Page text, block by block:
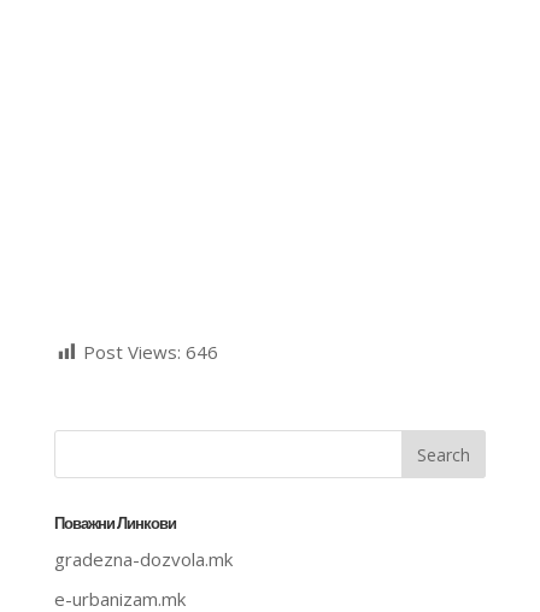
Post Views: 646
Поважни Линкови
gradezna-dozvola.mk
e-urbanizam.mk